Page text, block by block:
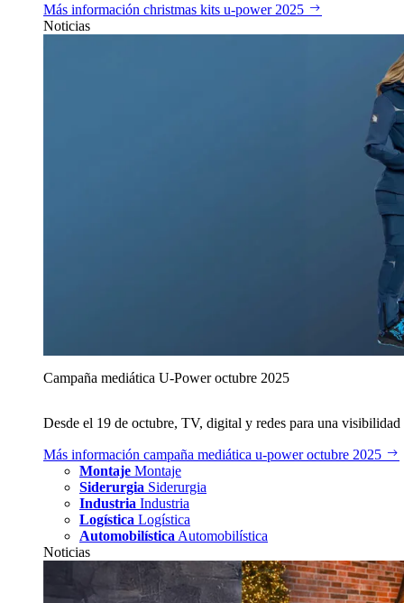
Más información christmas kits u‑power 2025
Noticias
Campaña mediática U‑Power octubre 2025
Desde el 19 de octubre, TV, digital y redes para una
Más información campaña mediática u‑power octubre 2025
Montaje Montaje
Siderurgia Siderurgia
Industria Industria
Logística Logística
Automobilística Automobilística
Noticias